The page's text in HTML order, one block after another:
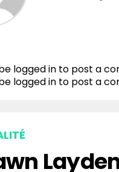
logged in to post a
logged in to post a
Pinterest